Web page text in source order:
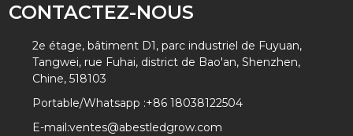
CONTACTEZ-NOUS
2e étage, bâtiment D1, parc industriel de Fuyuan,
Tangwei, rue Fuhai, district de Bao'an, Shenzhen,
Chine, 518103
Portable/Whatsapp :+86 18038122504
E-mail:ventes@abestledgrow.com